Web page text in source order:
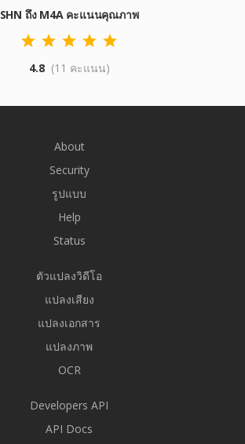
SHN ถึง M4A คะแนนคุณภาพ
4.8 (11 คะแนน)
About
Security
รูปแบบ
Help
Status
ตัวแปลงวิดีโอ
แปลงเสียง
แปลงเอกสาร
แปลงภาพ
OCR
Developers API
API Docs